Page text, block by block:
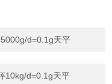
d=0.1g天平
10kg/d=0.1g天平